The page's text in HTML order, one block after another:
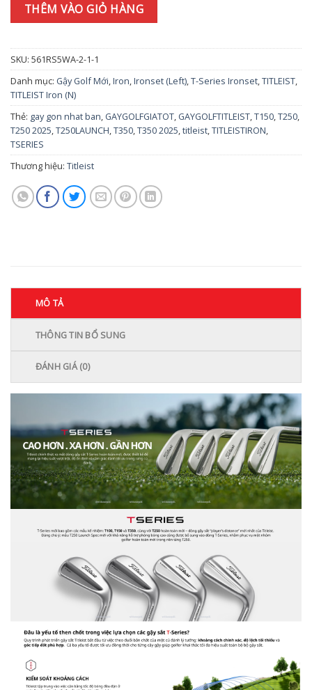
THÊM VÀO GIỎ HÀNG
SKU: 561RS5WA-2-1-1
Danh mục: Gậy Golf Mới,Iron,Ironset (Left),T-Series Ironset,TITLEIST,
TITLEIST Iron (N)
Thẻ: gay gon nhat ban, GAYGOLFGIATOT, GAYGOLFTITLEIST,T150,T250,
T250 2025,T250LAUNCH,T350,T350 2025,titleist,TITLEISTIRON,
TSERIES
Thương hiệu: Titleist
MÔ TẢ
THÔNG TIN BỔ SUNG
ĐÁNH GIÁ (0)